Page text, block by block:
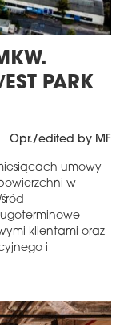
PARK
Opr./edited by MF
umowy
w
klientami oraz
i